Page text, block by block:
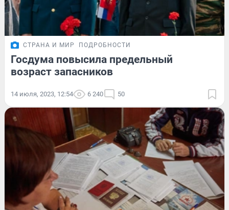
СТРАНА И МИР ПОДРОБНОСТИ
Госдума повысила предельный
возраст запасников
14 июля, 2023, 12:54 6 240 50